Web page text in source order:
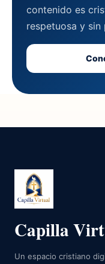
contenido es
respetuosa y sin
Capilla
Un espacio cristiano